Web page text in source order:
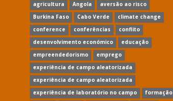
agricultura Angola
aversão ao risco
Burkina Faso
Cabo Verde
climate change
conference
conferências
conflito
desenvolvimento económico
educação
empreendedorismo
emprego
experiência de campo aleatorizada
experiência de campo aleatorizada
experiência de laboratório no campo
formação